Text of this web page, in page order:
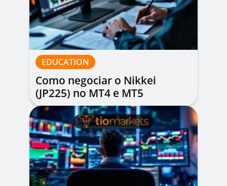
EDUCATION
Como negociar o Nikkei
(JP225) no MT4 e MT5